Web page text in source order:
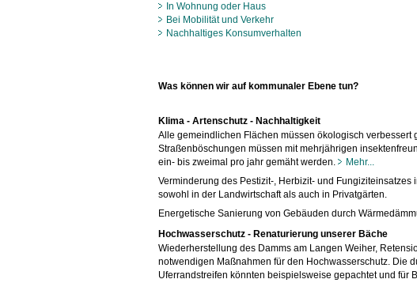
In Wohnung oder Haus
Bei Mobilität und Verkehr
Nachhaltiges Konsumverhalten
Was können wir auf kommunaler Ebene tun?
Klima - Artenschutz - Nachhaltigkeit
Alle gemeindlichen Flächen müssen ökologisch verbessert
Straßenböschungen müssen mit mehrjährigen
ein- bis zweimal pro jahr gemäht werden.
Mehr...
Verminderung des Pestizit-, Herbizit- und
sowohl in der Landwirtschaft als auch in Privatgärten.
Energetische Sanierung von Gebäuden durch
Hochwasserschutz - Renaturierung unserer Bäche
Wiederherstellung des Damms am Langen Weiher,
notwendigen Maßnahmen für den Hochwasserschutz. Die
Uferrandstreifen könnten beispielsweise gepachtet und für